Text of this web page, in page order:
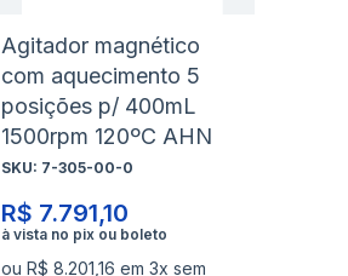
Agitador magnético
com aquecimento 5
posições p/ 400mL
1500rpm 120ºC AHN
SKU: 7-305-00-0
R$ 7.791,10
ou R$ 8.201,16 em 3x sem